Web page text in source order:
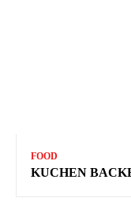
FOOD
KUCHEN